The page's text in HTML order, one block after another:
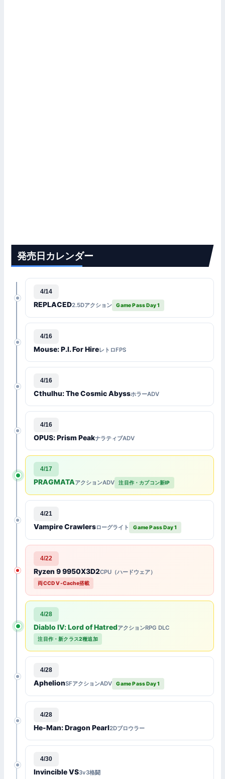
発売日カレンダー
4/14
REPLACED2.5Dアクション Game Pass Day 1
4/16
Mouse: P.I. For HireレトロFPS
4/16
Cthulhu: The Cosmic AbyssホラーADV
4/16
OPUS: Prism PeakナラティブADV
4/17
PRAGMATAアクションADV 注目作・カプコン新IP
4/21
Vampire Crawlersローグライト Game Pass Day 1
4/22
Ryzen 9 9950X3D2CPU（ハードウェア）
両CCD V-Cache搭載
4/28
Diablo IV: Lord of HatredアクションRPG DLC
注目作・新クラス2種追加
4/28
AphelionSFアクションADV Game Pass Day 1
4/28
He-Man: Dragon Pearl2Dブロウラー
4/30
Invincible VS3v3格闘